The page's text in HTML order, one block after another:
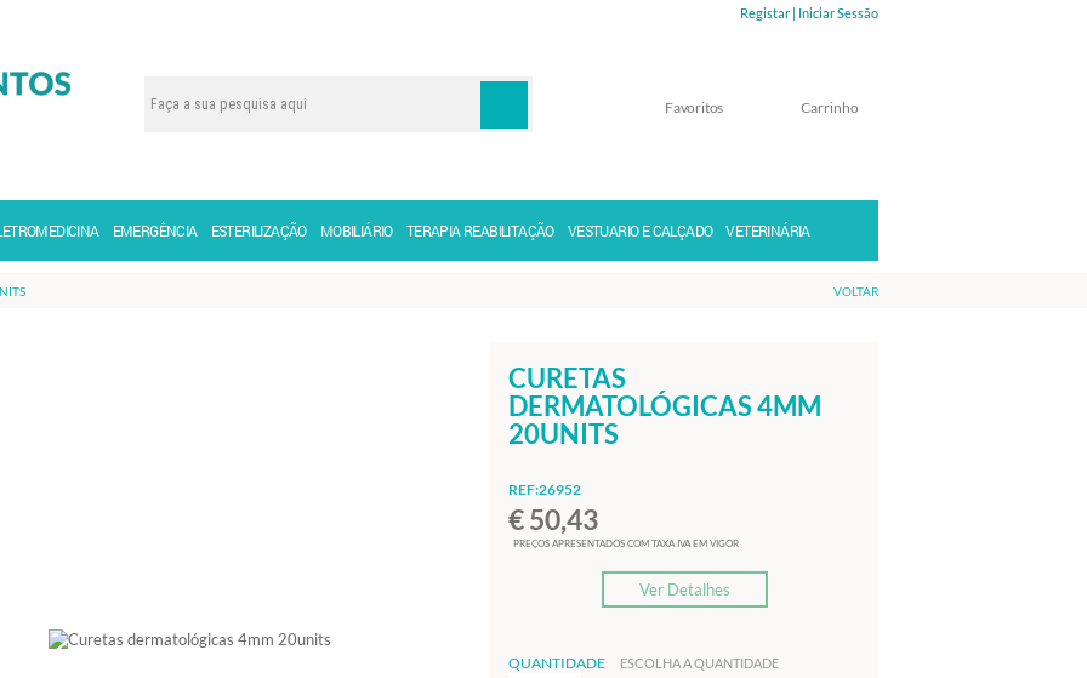
Registar | Iniciar Sessão
Carrinho
Favoritos
EMERGÊNCIA ESTERILIZAÇÃO MOBILIÁRIO TERAPIA REABILITAÇÃO VESTUARIO E CALÇADO VETERINÁRIA
VOLTAR
CURETAS
DERMATOLÓGICAS 4MM
20UNITS
REF:26952
€ 50,43
PREÇOS APRESENTADOS COM TAXA IVA EM VIGOR
Ver Detalhes
QUANTIDADE ESCOLHA A QUANTIDADE